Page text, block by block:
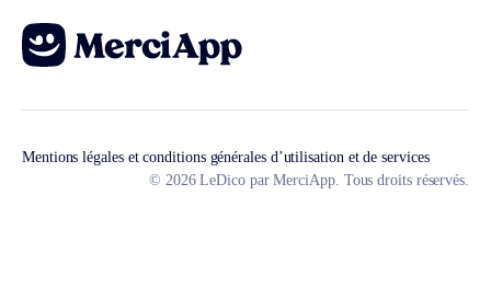
Mentions légales et conditions générales d’utilisation et de services
© 2026 LeDico par MerciApp. Tous droits réservés.